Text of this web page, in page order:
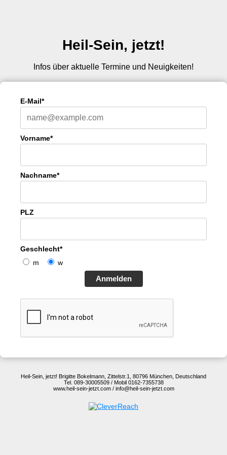
Heil-Sein, jetzt!
Infos über aktuelle Termine und Neuigkeiten!
E-Mail*
Vorname*
Nachname*
PLZ
Geschlecht*
m
w
Anmelden
Heil-Sein, jetzt! Brigitte Bokelmann, Zittelstr.1, 80796 München, Deutschland
Tel. 089-30005509 / Mobil 0162-7355738
www.heil-sein-jetzt.com / info@heil-sein-jetzt.com